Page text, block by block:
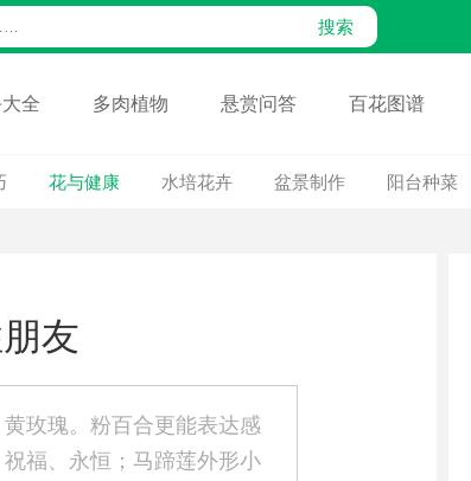
全 多肉植物 悬赏问答 百花图谱
花与健康 水培花卉 盆景制作 阳台种菜
友
玫瑰。粉百合更能表达感
福、永恒；马蹄莲外形小